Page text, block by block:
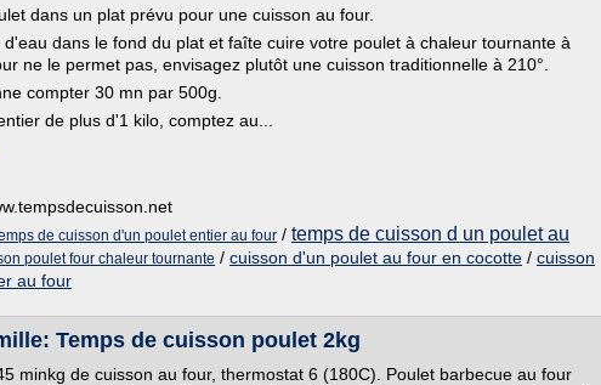
dans un plat prévu pour une cuisson au four.
d'eau dans le fond du plat et faîte cuire votre poulet à chaleur tournante à
ne le permet pas, envisagez plutôt une cuisson traditionnelle à 210°.
compter 30 mn par 500g.
de plus d'1 kilo, comptez au...
de cuisson d'un poulet entier au four / temps de cuisson d un poulet au
poulet four chaleur tournante / cuisson d'un poulet au four en cocotte / cuisson
au four
Temps de cuisson poulet 2kg
minkg de cuisson au four, thermostat 6 (180C). Poulet barbecue au four